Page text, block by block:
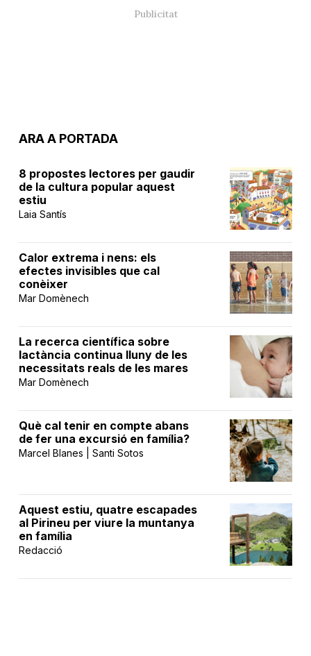
ARA A PORTADA
8 propostes lectores per gaudir
de la cultura popular aquest
estiu
Laia Santís
Calor extrema i nens: els
efectes invisibles que cal
conèixer
Mar Domènech
La recerca científica sobre
lactància continua lluny de les
necessitats reals de les mares
Mar Domènech
Què cal tenir en compte abans
de fer una excursió en família?
Marcel Blanes | Santi Sotos
Aquest estiu, quatre escapades
al Pirineu per viure la muntanya
en família
Redacció